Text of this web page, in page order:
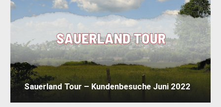
Sauerland Tour – Kundenbesuche Juni 2022